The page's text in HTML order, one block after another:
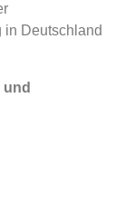
in Deutschland